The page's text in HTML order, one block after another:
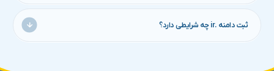
کافی است قفل انتقال (Registrar Lock) را در شرکت ثبت کننده فعلی
غیرفعال کنید، کد انتقال EPP را دریافت کنید و آن را در فرم انتقال ما وارد
نمایید. باقی کار خودکار انجام می‌شود و سایت شما بدون قطعی آنلاین
ثبت دامنه .ir چه شرایطی دارد؟
دامنه‌های ملی از طریق مرکز ایرنیک ثبت می‌شوند؛ هنگام سفارش کافی است